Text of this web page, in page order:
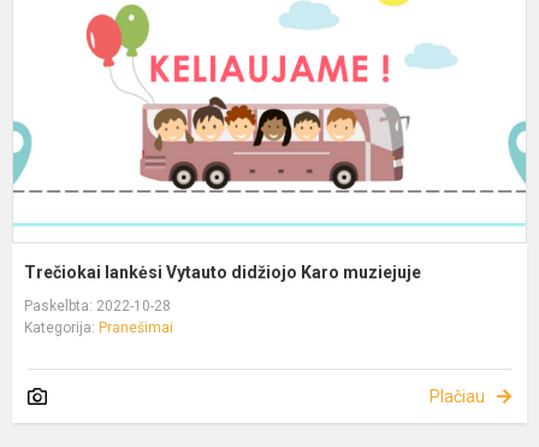
Trečiokai lankėsi Vytauto didžiojo Karo muziejuje
Paskelbta: 2022-10-28
Kategorija: Pranešimai
Plačiau